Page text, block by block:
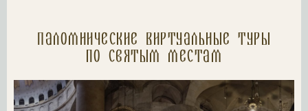
Паломнические Виртуальные туры
по святым местам